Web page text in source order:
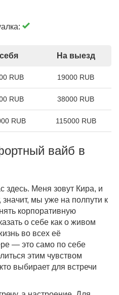
На выезд
RUB 19000 RUB
RUB 38000 RUB
RUB 115000 RUB
вайб в
здесь. Меня зовут Кира, и
значит, мы уже на полпути к
корпоративную
о себе как о живом
во всех её
— это само по себе
этим чувством
выбирает для встречи